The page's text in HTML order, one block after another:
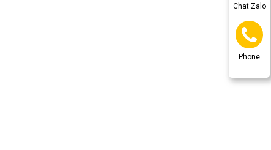
Chat Zalo
Phone